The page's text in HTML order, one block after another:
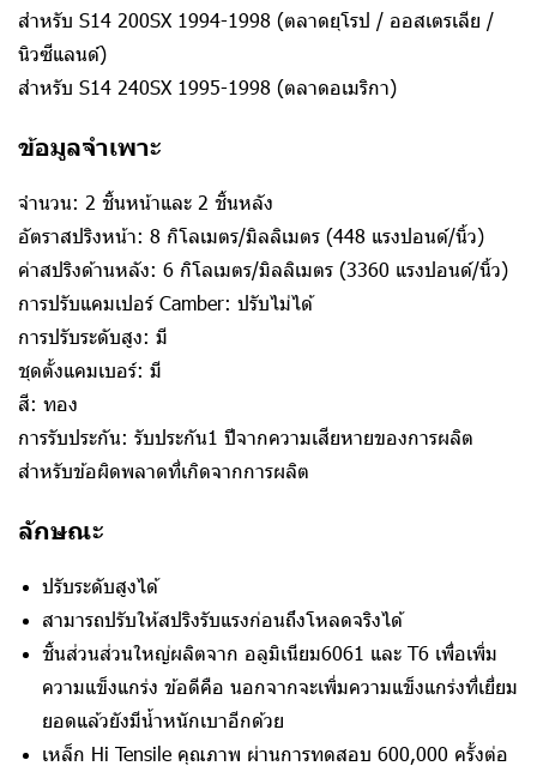
สำหรับ S14 200SX 1994-1998 (ตลาดยุโรป / ออสเตรเลีย /
นิวซีแลนด์)
สำหรับ S14 240SX 1995-1998 (ตลาดอเมริกา)
ข้อมูลจำเพาะ
จำนวน: 2 ชิ้นหน้าและ 2 ชิ้นหลัง
อัตราสปริงหน้า: 8 กิโลเมตร/มิลลิเมตร (448 แรงปอนด์/นิ้ว)
ค่าสปริงด้านหลัง: 6 กิโลเมตร/มิลลิเมตร (3360 แรงปอนด์/นิ้ว)
การปรับแคมเปอร์ Camber: ปรับไม่ได้
การปรับระดับสูง: มี
ชุดตั้งแคมเบอร์: มี
สี: ทอง
การรับประกัน: รับประกัน1 ปีจากความเสียหายของการผลิต
สำหรับข้อผิดพลาดที่เกิดจากการผลิต
ลักษณะ
ปรับระดับสูงได้
สามารถปรับให้สปริงรับแรงก่อนถึงโหลดจริงได้
ชิ้นส่วนส่วนใหญ่ผลิตจาก อลูมิเนียม6061 และ T6 เพื่อเพิ่ม
ความแข็งแกร่ง ข้อดีคือ นอกจากจะเพิ่มความแข็งแกร่งที่เยี่ยม
ยอดแล้วยังมีน้ำหนักเบาอีกด้วย
เหล็ก Hi Tensile คุณภาพ ผ่านการทดสอบ 600,000 ครั้งต่อ